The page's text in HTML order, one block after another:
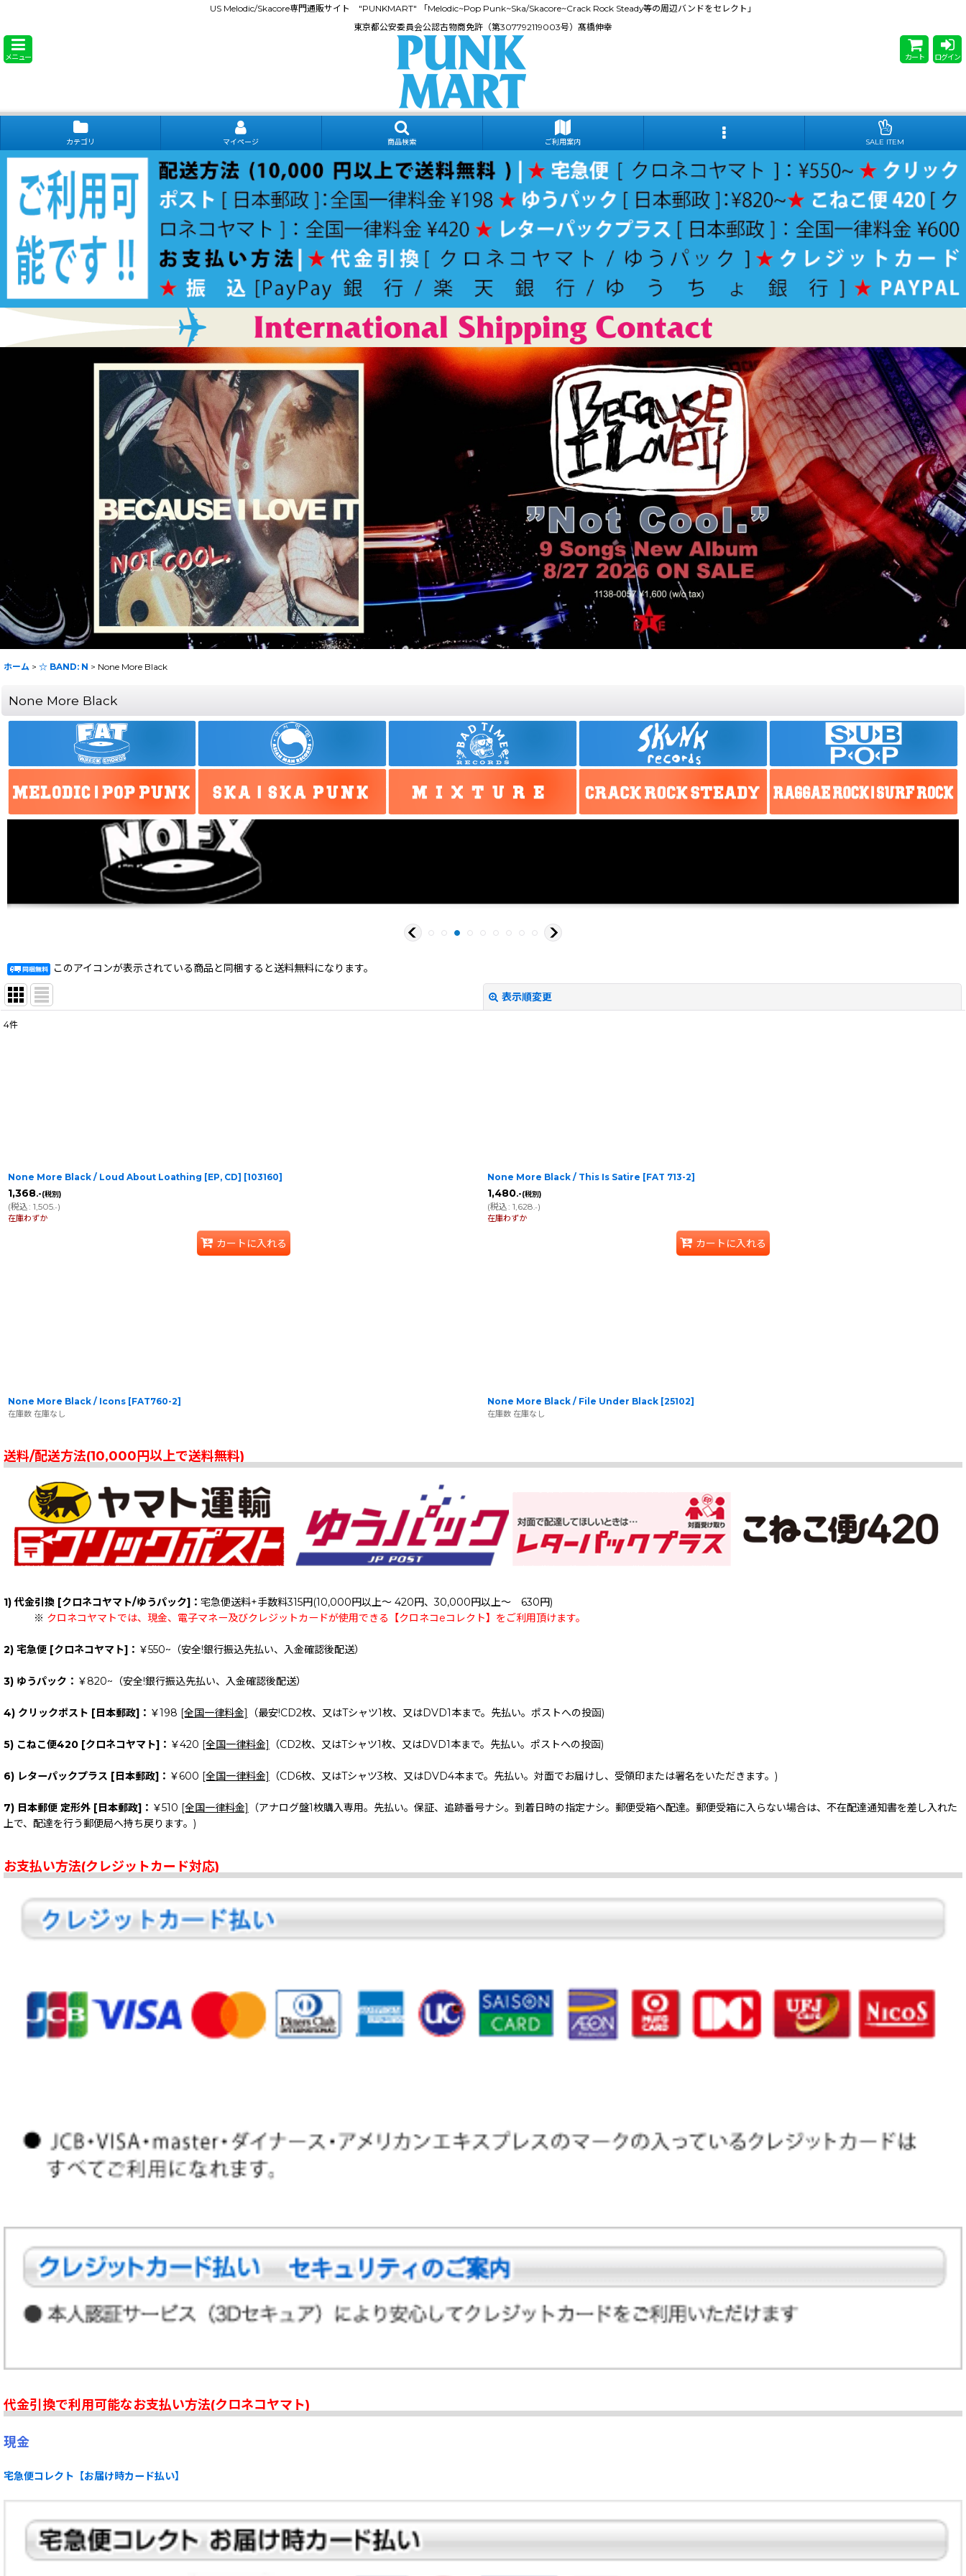
US Melodic/Skacore専門通販サイト "PUNKMART" 「Melodic~Pop Punk~Ska/Skacore~Crack Rock Steady等の周辺バンドをセレクト」
東京都公安委員会公認古物商免許（第307792119003号）髙橋伸幸
メニュー カート ログイン
カテゴリ マイページ 商品検索 ご利用案内 SALE ITEM
ホーム > ☆ BAND: N > None More Black
None More Black
このアイコンが表示されている商品と同梱すると送料無料になります。
表示順変更
4件
None More Black / Loud About Loathing [EP, CD] [103160]
1,368.-(税別)
(税込: 1,505.-)
在庫わずか
カートに入れる
None More Black / This Is Satire [FAT 713-2]
1,480.-(税別)
(税込: 1,628.-)
在庫わずか
カートに入れる
None More Black / Icons [FAT760-2]
在庫数 在庫なし
None More Black / File Under Black [25102]
在庫数 在庫なし
送料/配送方法(10,000円以上で送料無料)
1) 代金引換 [クロネコヤマト/ゆうパック]： 宅急便送料+手数料315円(10,000円以上～ 420円、30,000円以上～ 630円)
※ クロネコヤマトでは、現金、電子マネー及びクレジットカードが使用できる【クロネコeコレクト】をご利用頂けます。
2) 宅急便 [クロネコヤマト]： ￥550~（安全!銀行振込先払い、入金確認後配送）
3) ゆうパック： ￥820~（安全!銀行振込先払い、入金確認後配送）
4) クリックポスト [日本郵政]： ￥198 [全国一律料金] （最安!CD2枚、又はTシャツ1枚、又はDVD1本まで。先払い。ポストへの投函)
5) こねこ便420 [クロネコヤマト]： ￥420 [全国一律料金] （CD2枚、又はTシャツ1枚、又はDVD1本まで。先払い。ポストへの投函)
6) レターパックプラス [日本郵政]： ￥600 [全国一律料金] （CD6枚、又はTシャツ3枚、又はDVD4本まで。先払い。対面でお届けし、受領印または署名をいただきます。)
7) 日本郵便 定形外 [日本郵政]： ￥510 [全国一律料金]
（アナログ盤1枚購入専用。先払い。保証、追跡番号ナシ。到着日時の指定ナシ。郵便受箱へ配達。郵便受箱に入らない場合は、不在配達通知書を差し入れた
上で、配達を行う郵便局へ持ち戻ります。)
お支払い方法(クレジットカード対応)
代金引換で利用可能なお支払い方法(クロネコヤマト)
現金
宅急便コレクト【お届け時カード払い】